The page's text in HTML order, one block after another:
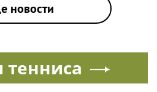
новости
тенниса